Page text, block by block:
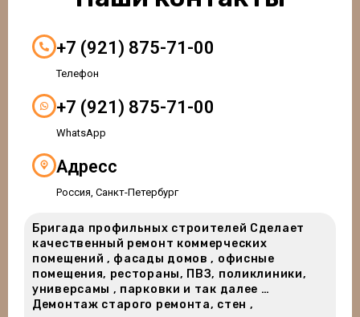
+7 (921) 875-71-00
Телефон
+7 (921) 875-71-00
WhatsApp
Адресс
Россия, Санкт-Петербург
Бригада профильных строителей Сделает
качественный ремонт коммерческих
помещений , фасады домов , офисные
помещения, рестораны, ПВЗ, поликлиники,
универсамы , парковки и так далее …
Демонтаж старого ремонта, стен ,